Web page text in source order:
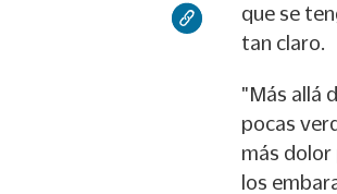
que se
tan claro.
"Más allá
pocas
más dolor
los